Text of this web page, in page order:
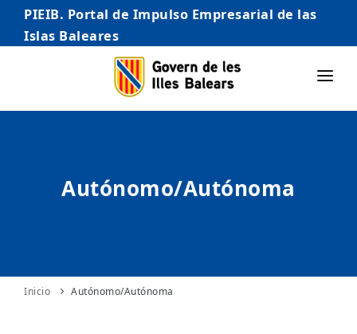
PIEIB. Portal de Impulso Empresarial de las
Islas Baleares
INICIO
AUTÓNOMO/AUTÓNOMA
INTERNACIONALIZACIÓN
Autónomo/Autónoma
Inicio Autónomo/Autónoma